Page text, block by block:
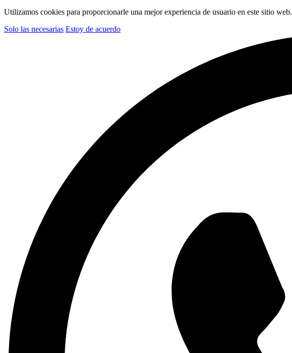
Utilizamos cookies para proporcionarle una mejor experiencia de usuario en este sitio web.
Solo las necesarias Estoy de acuerdo